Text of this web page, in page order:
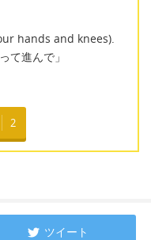
hands and knees).
て進んで」
2
ツイート